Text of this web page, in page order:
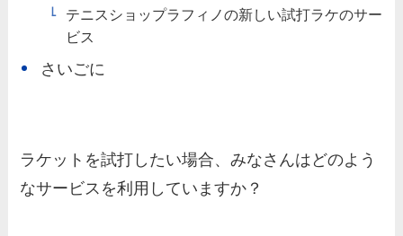
テニスショップラフィノの新しい試打ラケのサー
ビス
さいごに
ラケットを試打したい場合、みなさんはどのよう
なサービスを利用していますか？